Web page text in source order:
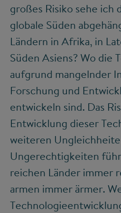
großes Risiko sehe ich
globale Süden
Ländern in Afrika, in
Süden Asiens? Wo die
aufgrund mangelnder
Forschung und
entwickeln sind. Das
Entwicklung dieser
weiteren
Ungerechtigkeiten
reichen Länder immer
armen immer ärmer.